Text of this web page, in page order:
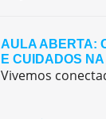
AULA ABERTA:
E CUIDADOS